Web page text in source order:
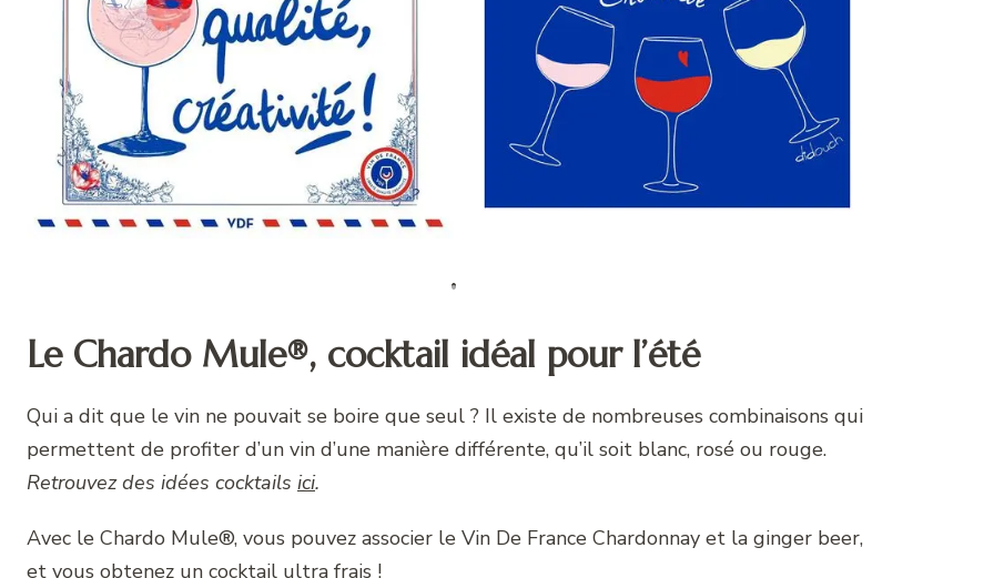
Le Chardo Mule®, cocktail idéal pour l’été
Qui a dit que le vin ne pouvait se boire que seul ? Il existe de nombreuses combinaisons qui
permettent de profiter d’un vin d’une manière différente, qu’il soit blanc, rosé ou rouge.
Retrouvez des idées cocktails ici.
Avec le Chardo Mule®, vous pouvez associer le Vin De France Chardonnay et la ginger beer,
et vous obtenez un cocktail ultra frais !